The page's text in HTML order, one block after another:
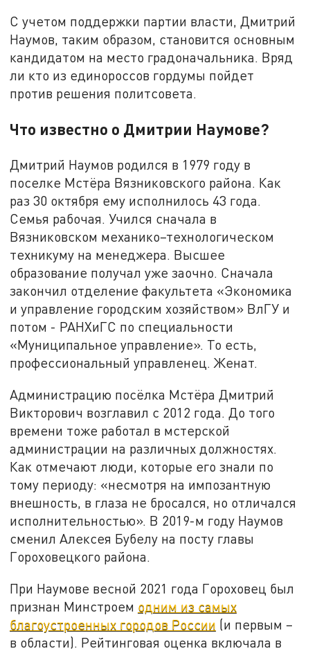
С учетом поддержки партии власти, Дмитрий
Наумов, таким образом, становится основным
кандидатом на место градоначальника. Вряд
ли кто из единороссов гордумы пойдет
против решения политсовета.
Что известно о Дмитрии Наумове?
Дмитрий Наумов родился в 1979 году в
поселке Мстёра Вязниковского района. Как
раз 30 октября ему исполнилось 43 года.
Семья рабочая. Учился сначала в
Вязниковском механико–технологическом
техникуму на менеджера. Высшее
образование получал уже заочно. Сначала
закончил отделение факультета «Экономика
и управление городским хозяйством» ВлГУ и
потом - РАНХиГС по специальности
«Муниципальное управление». То есть,
профессиональный управленец. Женат.
Администрацию посёлка Мстёра Дмитрий
Викторович возглавил с 2012 года. До того
времени тоже работал в мстерской
администрации на различных должностях.
Как отмечают люди, которые его знали по
тому периоду: «несмотря на импозантную
внешность, в глаза не бросался, но отличался
исполнительностью». В 2019-м году Наумов
сменил Алексея Бубелу на посту главы
Гороховецкого района.
При Наумове весной 2021 года Гороховец был
признан Минстроем одним из самых
благоустроенных городов России (и первым –
в области). Рейтинговая оценка включала в